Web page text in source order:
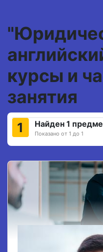
курсы и
занятия
1 Найден 1
Показано от 1 до 1